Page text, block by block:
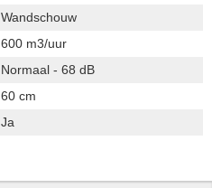
Wandschouw
600 m3/uur
Normaal - 68 dB
60 cm
Ja